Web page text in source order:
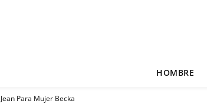
HOMBRE
Jean Para Mujer Becka